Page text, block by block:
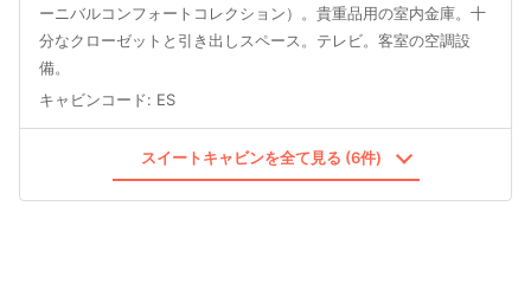
ーニバルコンフォートコレクション）。貴重品用の室内金庫。十
分なクローゼットと引き出しスペース。テレビ。客室の空調設
備。
キャビンコード: ES
スイートキャビンを全て見る (6件)